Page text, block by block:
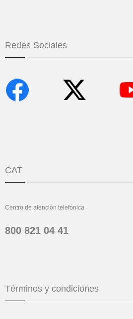
Redes Sociales
CAT
Centro de atención telefónica
800 821 04 41
Términos y condiciones